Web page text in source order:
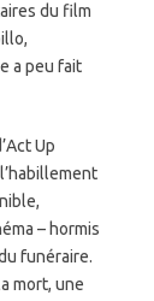
du film
a peu fait
Up
– hormis
funéraire.
mort, une